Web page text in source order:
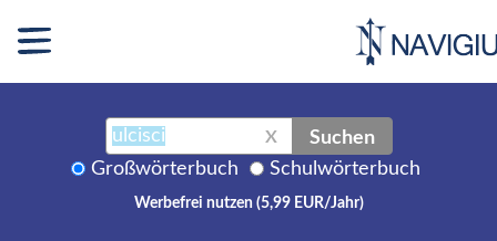
X Suchen
Großwörterbuch Schulwörterbuch
Werbefrei nutzen (5,99 EUR/Jahr)